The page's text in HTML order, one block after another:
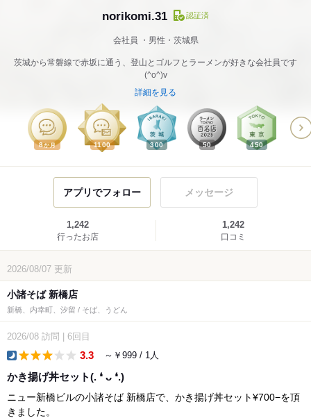
norikomi.31 認証済
会社員 男性・茨城県
茨城から常磐線で赤坂に通う、登山とゴルフとラーメンが好きな会社員です
(^o^)v
詳細を見る
8か月 1100 300 50 450
アプリでフォロー メッセージ
1,242
行ったお店
1,242
口コミ
2026/08/07 更新
小諸そば 新橋店
新橋、内幸町、汐留 / そば、うどん
2026/08 訪問 6回目
3.3 ～￥999 / 1人
かき揚げ丼セット(⁠.⁠ ⁠❛⁠ ⁠ᴗ⁠ ⁠❛⁠.⁠)
ニュー新橋ビルの小諸そば 新橋店で、かき揚げ丼セット¥700−を頂
きました。